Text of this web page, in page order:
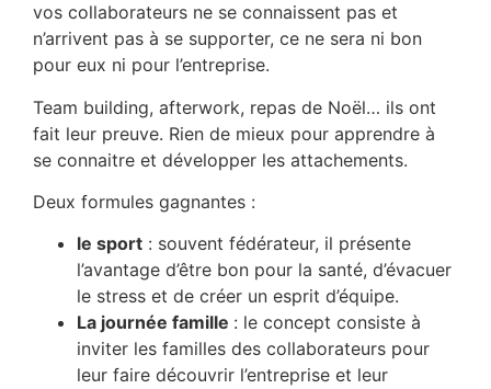
vos collaborateurs ne se connaissent pas et
n’arrivent pas à se supporter, ce ne sera ni bon
pour eux ni pour l’entreprise.
Team building, afterwork, repas de Noël… ils ont
fait leur preuve. Rien de mieux pour apprendre à
se connaitre et développer les attachements.
Deux formules gagnantes :
le sport : souvent fédérateur, il présente
l’avantage d’être bon pour la santé, d’évacuer
le stress et de créer un esprit d’équipe.
La journée famille : le concept consiste à
inviter les familles des collaborateurs pour
leur faire découvrir l’entreprise et leur